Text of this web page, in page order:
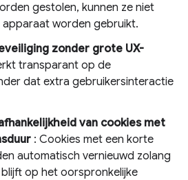
gestolen, kunnen ze niet
apparaat worden gebruikt.
zonder grote UX-
transparant op de
dat extra gebruikersinteractie
van cookies met
: Cookies met een korte
automatisch vernieuwd zolang
op het oorspronkelijke